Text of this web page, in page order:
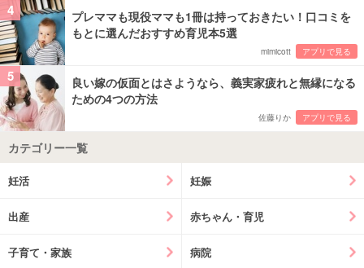
4
プレママも現役ママも1冊は持っておきたい！口コミを
もとに選んだおすすめ育児本5選
mimicott アプリで見る
5
良い嫁の仮面とはさようなら、義実家疲れと無縁になる
ための4つの方法
佐藤りか アプリで見る
カテゴリー一覧
妊活 妊娠
出産 赤ちゃん・育児
子育て・家族 病院